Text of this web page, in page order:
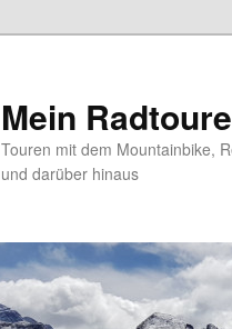
Mein
Touren mit dem Mountainbike,
und darüber hinaus